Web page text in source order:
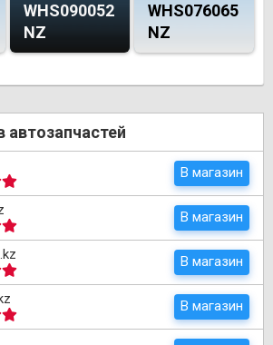
WHS090052
NZ
WHS076065
NZ
автозапчастей
В магазин
В магазин
В магазин
В магазин